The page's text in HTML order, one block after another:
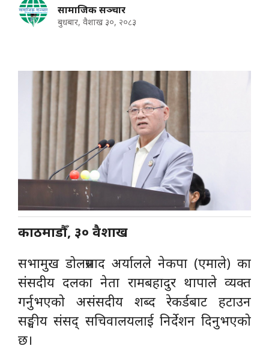
सामाजिक सञ्चार
बुधबार, वैशाख ३०, २०८३
काठमाडौँ, ३० वैशाख
सभामुख डोलप्रसाद अर्यालले नेकपा (एमाले) का
संसदीय दलका नेता रामबहादुर थापाले व्यक्त
गर्नुभएको असंसदीय शब्द रेकर्डबाट हटाउन
सङ्घीय संसद् सचिवालयलाई निर्देशन दिनुभएको
छ।